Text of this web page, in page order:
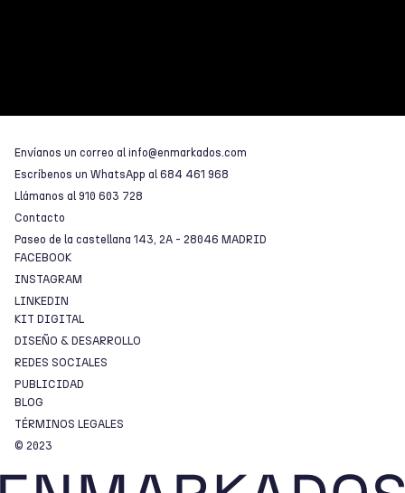
Envíanos un correo al info@enmarkados.com
Escríbenos un WhatsApp al 684 461 968
Llámanos al 910 603 728
Contacto
Paseo de la castellana 143, 2A - 28046 MADRID
FACEBOOK
INSTAGRAM
LINKEDIN
KIT DIGITAL
DISEÑO & DESARROLLO
REDES SOCIALES
PUBLICIDAD
BLOG
TÉRMINOS LEGALES
© 2023